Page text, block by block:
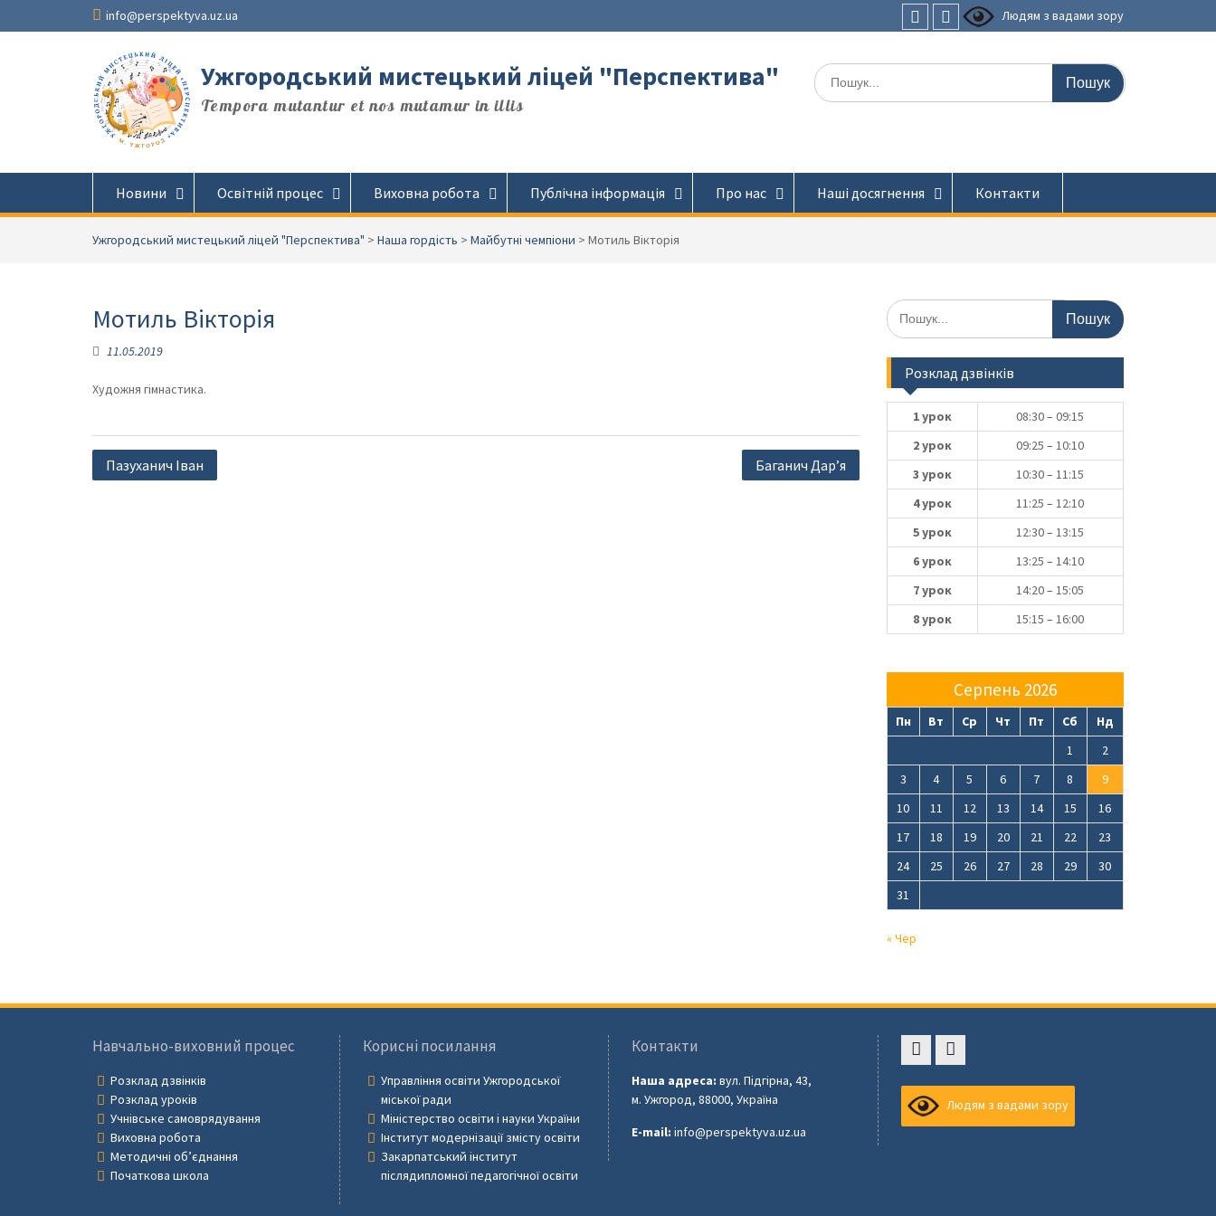
info@perspektyva.uz.ua
Людям з вадами зору
Ужгородський мистецький ліцей "Перспектива"
Tempora mutantur et nos mutamur in illis
Шукати:
Новини Освітній процес Виховна робота Публічна інформація Про нас Наші досягнення Контакти
Ужгородський мистецький ліцей "Перспектива" > Наша гордість > Майбутні чемпіони > Мотиль Вікторія
Мотиль Вікторія
11.05.2019
Художня гімнастика.
Навігація
Пазуханич Іван Баганич Дар’я
Шукати:
Розклад дзвінків
1 урок
08:30 – 09:15
2 урок
09:25 – 10:10
3 урок
10:30 – 11:15
4 урок
11:25 – 12:10
5 урок
12:30 – 13:15
6 урок
13:25 – 14:10
7 урок
14:20 – 15:05
8 урок
15:15 – 16:00
Серпень 2026
Пн Вт Ср Чт Пт Сб
Нд
1
2
3
4 5 6 7 8
9
10
11 12 13 14 15
16
17
18 19 20 21 22
23
24
25 26 27 28 29
30
31
« Чер
Навчально-виховний процес
Розклад дзвінків
Розклад уроків
Учнівське самоврядування
Виховна робота
Методичні об’єднання
Початкова школа
Корисні посилання
Управління освіти Ужгородської
міської ради
Міністерство освіти і науки України
Інститут модернізації змісту освіти
Закарпатський інститут
післядипломної педагогічної освіти
Контакти
Наша адреса: вул. Підгірна, 43,
м. Ужгород, 88000, Україна
E-mail: info@perspektyva.uz.ua
Людям з вадами зору